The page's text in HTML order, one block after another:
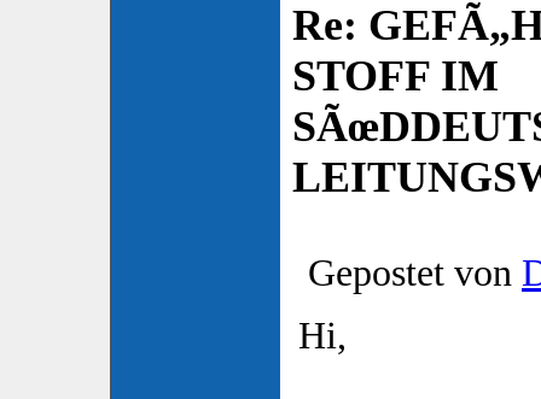
Re:
STOFF IM
Gepostet von
Hi,